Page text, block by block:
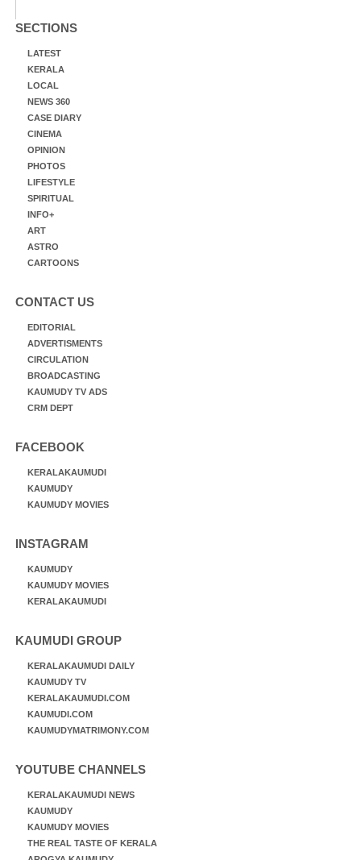
SECTIONS
LATEST
KERALA
LOCAL
NEWS 360
CASE DIARY
CINEMA
OPINION
PHOTOS
LIFESTYLE
SPIRITUAL
INFO+
ART
ASTRO
CARTOONS
CONTACT US
EDITORIAL
ADVERTISMENTS
CIRCULATION
BROADCASTING
KAUMUDY TV ADS
CRM DEPT
FACEBOOK
KERALAKAUMUDI
KAUMUDY
KAUMUDY MOVIES
INSTAGRAM
KAUMUDY
KAUMUDY MOVIES
KERALAKAUMUDI
KAUMUDI GROUP
KERALAKAUMUDI DAILY
KAUMUDY TV
KERALAKAUMUDI.COM
KAUMUDI.COM
KAUMUDYMATRIMONY.COM
YOUTUBE CHANNELS
KERALAKAUMUDI NEWS
KAUMUDY
KAUMUDY MOVIES
THE REAL TASTE OF KERALA